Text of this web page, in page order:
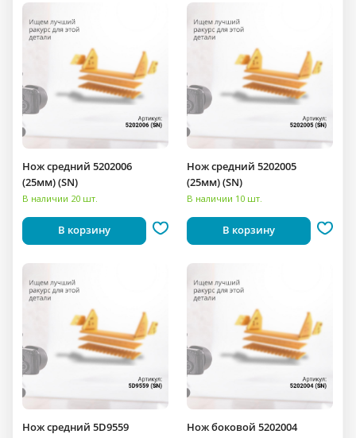
Нож средний 5202006
(25мм) (SN)
В наличии 20 шт.
В корзину
Нож средний 5202005
(25мм) (SN)
В наличии 10 шт.
В корзину
Нож средний 5D9559
Нож боковой 5202004